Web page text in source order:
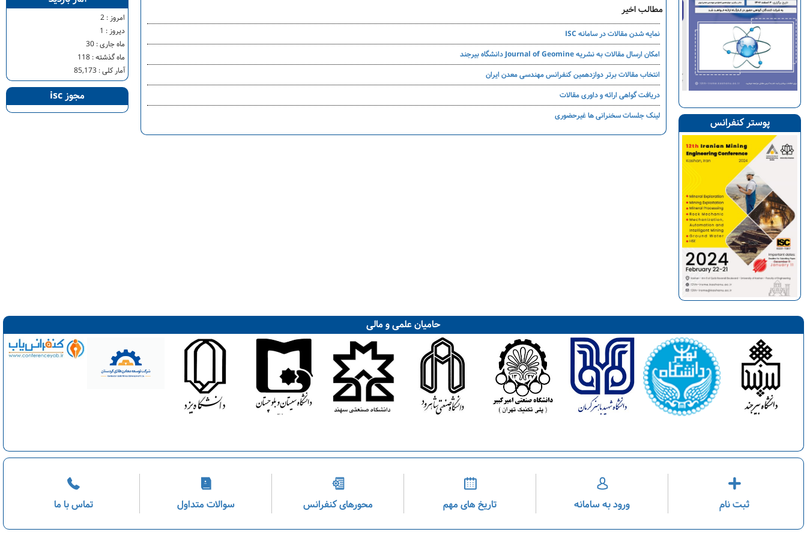
مطالب اخیر
نمایه شدن مقالات در سامانه ISC
امکان ارسال مقالات به نشریه Journal of Geomine دانشگاه بیرجند
انتخاب مقالات برتر دوازدهمین کنفرانس مهندسی معدن ایران
دریافت گواهی ارائه و داوری مقالات
لینک جلسات سخنرانی ها غیرحضوری
پوستر کنفرانس
امروز : 2
دیروز : 1
ماه جاری : 30
ماه گذشته : 118
آمار کلی : 85,173
مجوز isc
حامیان علمی و مالی
ثبت نام ورود به سامانه تاریخ های مهم محورهای کنفرانس سوالات متداول تماس با ما